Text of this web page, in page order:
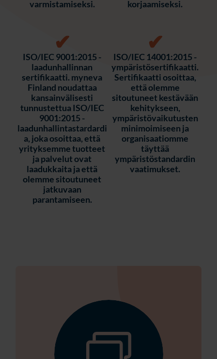
varmistamiseksi.
korjaamiseksi.
✔
ISO/IEC 9001:2015 -
laadunhallinnan
sertifikaatti. myneva
Finland noudattaa
kansainvälisesti
tunnustettua ISO/IEC
9001:2015 -
laadunhallintastardardi
a, joka osoittaa, että
yrityksemme tuotteet
ja palvelut ovat
laadukkaita ja että
olemme sitoutuneet
jatkuvaan
parantamiseen.
✔
ISO/IEC 14001:2015 -
ympäristösertifikaatti.
Sertifikaatti osoittaa,
että olemme
sitoutuneet kestävään
kehitykseen,
ympäristövaikutusten
minimoimiseen ja
organisaatiomme
täyttää
ympäristöstandardin
vaatimukset.